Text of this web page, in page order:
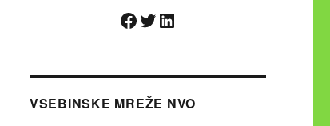
Facebook
Twitter
LinkedIn
VSEBINSKE MREŽE NVO